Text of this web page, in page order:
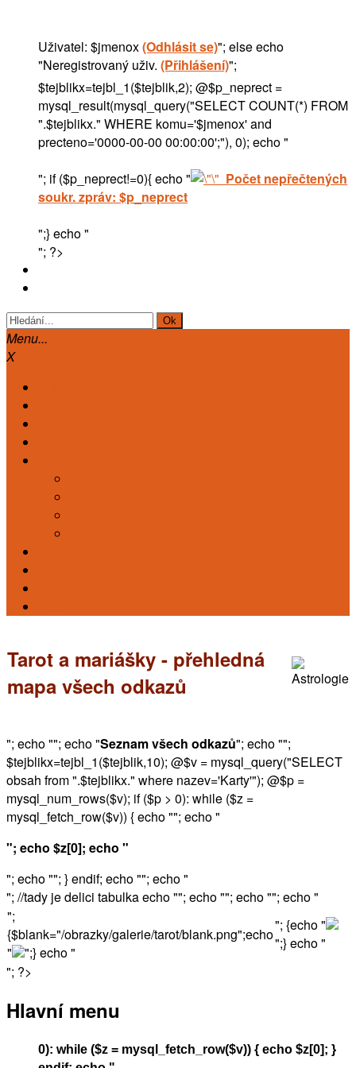
Uživatel: $jmenox(Odhlásit se)"; else echo
"Neregistrovaný uživ. (Přihlášení)";
$tejblikx=tejbl_1($tejblik,2); @$p_neprect =
mysql_result(mysql_query("SELECT COUNT(*) FROM
".$tejblikx." WHERE komu='$jmenox' and
precteno='0000-00-00 00:00:00';"), 0); echo "
"; if ($p_neprect!=0){ echo "
Počet nepřečtených
soukr. zpráv: $p_neprect
";} echo "
"; ?>
Menu...
X
Tarot a mariášky - přehledná
mapa všech odkazů
"; echo ""; echo "Seznam všech odkazů"; echo "";
$tejblikx=tejbl_1($tejblik,10); @$v = mysql_query("SELECT
obsah from ".$tejblikx." where nazev='Karty'"); @$p =
mysql_num_rows($v); if ($p > 0): while ($z =
mysql_fetch_row($v)) { echo ""; echo "
"; echo $z[0]; echo "
"; echo ""; } endif; echo ""; echo "
"; //tady je delici tabulka echo ""; echo ""; echo ""; echo "
";
{$blank="/obrazky/galerie/tarot/blank.png";echo
"
";} echo "
"; {echo "
";} echo "
"; ?>
Hlavní menu
0): while ($z = mysql_fetch_row($v)) { echo $z[0]; }